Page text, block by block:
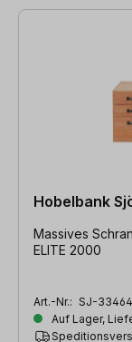
34 Artikel
Hobelbank
Massives
ELITE 2000
Art.-Nr.: SJ-33464
Auf Lager,